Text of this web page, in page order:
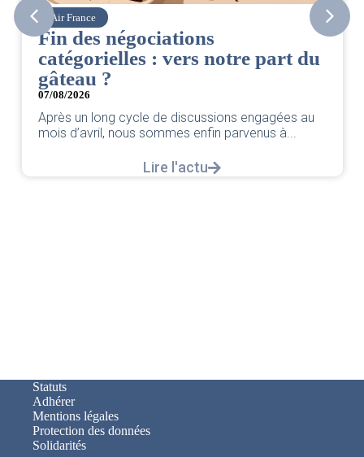
France
des négociations
: vers notre part du
?
2026
un long cycle de discussions engagées au
d’avril, nous sommes enfin parvenus à...
Lire l'actu
Statuts
Adhérer
Mentions légales
Protection des données
Solidarités